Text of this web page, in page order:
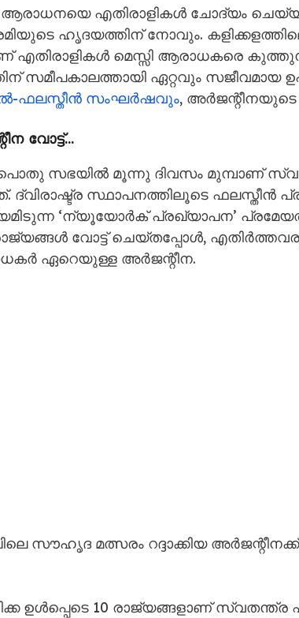
ആരാധനയെ എതിരാളികൾ ചോദ്യം
ഹൃദയത്തിന് നോവും.
എതിരാളികൾ മെസ്സി ആരാധകരെ
സമീപകാലത്തായി ഏറ്റവും സജീവമായ
ഫലസ്തീൻ സംഘർഷവും, അർജന്റീനയുടെ
വോട്ട്…
സഭയിൽ മൂന്നു ദിവസം മുമ്പാണ്
ദ്വിരാഷ്ട്ര സ്ഥാപനത്തിലൂടെ ഫലസ്തീൻ
‘ന്യൂയോർക് പ്രഖ്യാപന’
വോട്ട് ചെയ്തപ്പോൾ,
ഏറെയുള്ള അർജന്റീന.
സൗഹൃദ മത്സരം റദ്ദാക്കിയ അർജന്റീനക്ക്
ഉൾപ്പെടെ 10 രാജ്യങ്ങളാണ് സ്വതന്ത്ര